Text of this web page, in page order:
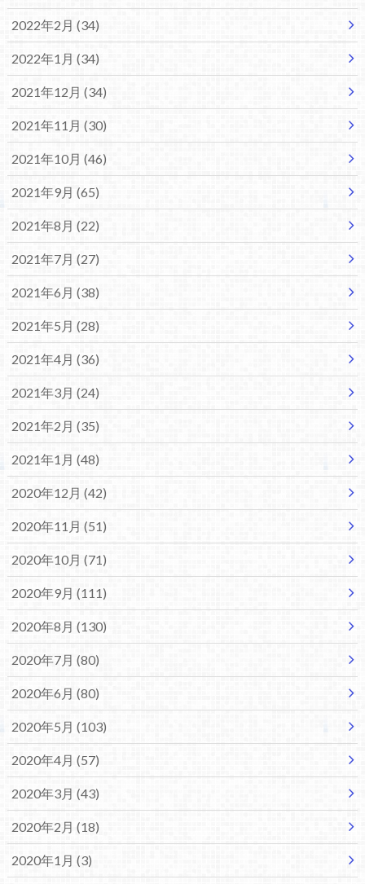
2022年2月 (34)
2022年1月 (34)
2021年12月 (34)
2021年11月 (30)
2021年10月 (46)
2021年9月 (65)
2021年8月 (22)
2021年7月 (27)
2021年6月 (38)
2021年5月 (28)
2021年4月 (36)
2021年3月 (24)
2021年2月 (35)
2021年1月 (48)
2020年12月 (42)
2020年11月 (51)
2020年10月 (71)
2020年9月 (111)
2020年8月 (130)
2020年7月 (80)
2020年6月 (80)
2020年5月 (103)
2020年4月 (57)
2020年3月 (43)
2020年2月 (18)
2020年1月 (3)